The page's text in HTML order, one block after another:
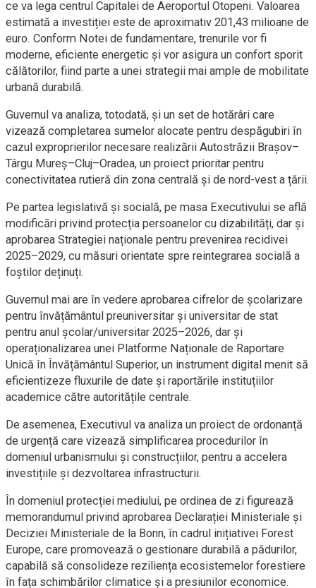
ce va lega centrul Capitalei de Aeroportul Otopeni. Valoarea
estimată a investiției este de aproximativ 201,43 milioane de
euro. Conform Notei de fundamentare, trenurile vor fi
moderne, eficiente energetic și vor asigura un confort sporit
călătorilor, fiind parte a unei strategii mai ample de mobilitate
urbană durabilă.
Guvernul va analiza, totodată, și un set de hotărâri care
vizează completarea sumelor alocate pentru despăgubiri în
cazul exproprierilor necesare realizării Autostrăzii Brașov–
Târgu Mureș–Cluj–Oradea, un proiect prioritar pentru
conectivitatea rutieră din zona centrală și de nord-vest a țării.
Pe partea legislativă și socială, pe masa Executivului se află
modificări privind protecția persoanelor cu dizabilități, dar și
aprobarea Strategiei naționale pentru prevenirea recidivei
2025–2029, cu măsuri orientate spre reintegrarea socială a
foștilor deținuți.
Guvernul mai are în vedere aprobarea cifrelor de școlarizare
pentru învățământul preuniversitar și universitar de stat
pentru anul școlar/universitar 2025–2026, dar și
operaționalizarea unei Platforme Naționale de Raportare
Unică în Învățământul Superior, un instrument digital menit să
eficientizeze fluxurile de date și raportările instituțiilor
academice către autoritățile centrale.
De asemenea, Executivul va analiza un proiect de ordonanță
de urgență care vizează simplificarea procedurilor în
domeniul urbanismului și construcțiilor, pentru a accelera
investițiile și dezvoltarea infrastructurii.
În domeniul protecției mediului, pe ordinea de zi figurează
memorandumul privind aprobarea Declarației Ministeriale și
Deciziei Ministeriale de la Bonn, în cadrul inițiativei Forest
Europe, care promovează o gestionare durabilă a pădurilor,
capabilă să consolideze reziliența ecosistemelor forestiere
în fața schimbărilor climatice și a presiunilor economice.